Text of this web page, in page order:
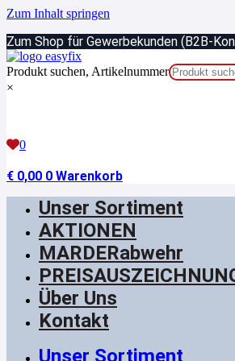
Zum Inhalt springen
Zum Shop für Gewerbekunden (B2B-
Produkt suchen, Artikelnummer
×
0
€ 0,00 0 Warenkorb
Unser Sortiment
AKTIONEN
MARDERabwehr
Über Uns
Kontakt
Unser Sortiment